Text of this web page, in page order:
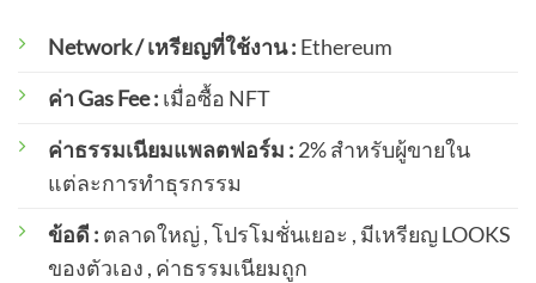
Network / เหรียญที่ใช้งาน : Ethereum
ค่า Gas Fee : เมื่อซื้อ NFT
ค่าธรรมเนียมแพลตฟอร์ม : 2% สำหรับผู้ขายใน
แต่ละการทำธุรกรรม
ข้อดี : ตลาดใหญ่ , โปรโมชั่นเยอะ , มีเหรียญ LOOKS
ของตัวเอง , ค่าธรรมเนียมถูก